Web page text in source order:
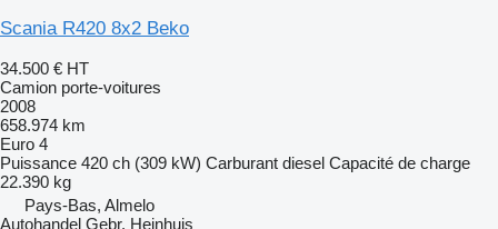
Scania R420 8x2 Beko
34.500 € HT
Camion porte-voitures
2008
658.974 km
Euro 4
Puissance 420 ch (309 kW) Carburant diesel Capacité de charge
22.390 kg
Pays-Bas, Almelo
Autohandel Gebr. Heinhuis